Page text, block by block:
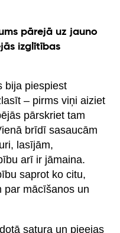
pārejā uz jauno
izglītības
bija piespiest
– pirms viņi aiziet
pārskriet tam
brīdī sasaucām
lasījām,
arī ir jāmaina.
saprot ko citu,
par mācīšanos un
satura un pieejas